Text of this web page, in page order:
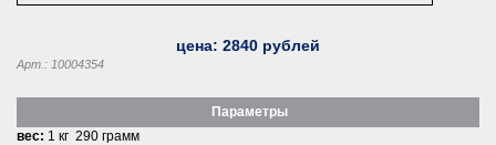
цена: 2840 рублей
Арт.: 10004354
Параметры
вес: 1 кг 290 грамм